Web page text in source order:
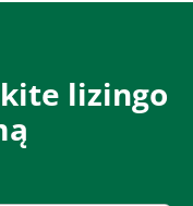
lizingo